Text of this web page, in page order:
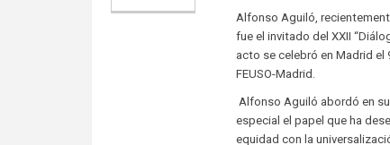
Alfonso Aguiló,
fue el invitado del XXII
acto se celebró en Madrid el
FEUSO-Madrid.
Alfonso Aguiló abordó en su
especial el papel que ha
equidad con la